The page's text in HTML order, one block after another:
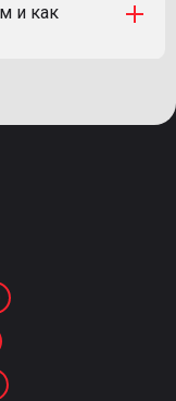
и как